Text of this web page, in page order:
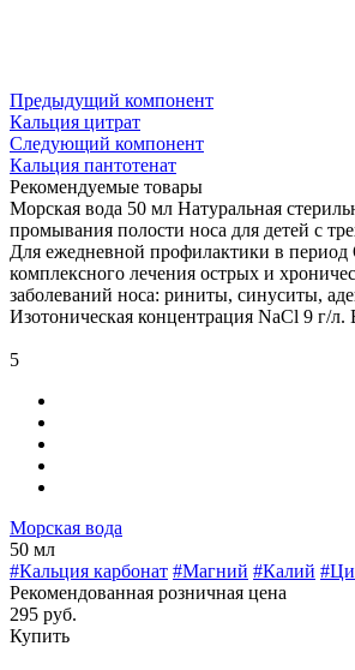
Предыдущий компонент
Кальция цитрат
Следующий компонент
Кальция пантотенат
Рекомендуемые товары
Морская вода 50 мл Натуральная
промывания полости носа для детей с
Для ежедневной профилактики в
комплексного лечения острых и
заболеваний носа: риниты, синуситы,
Изотоническая концентрация NaCl 9 г/л.
5
Морская вода
50 мл
#Кальция карбонат #Магний #Калий
Рекомендованная розничная цена
295 руб.
Купить